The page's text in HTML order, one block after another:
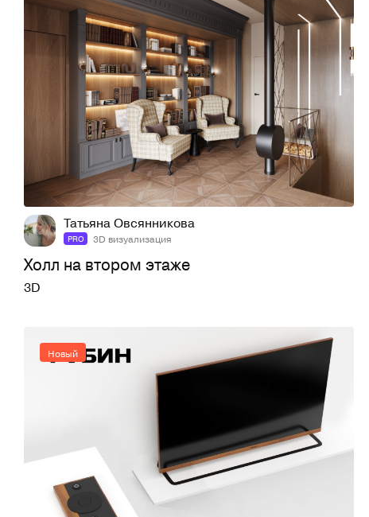
18
Татьяна Овсянникова
PRO 3D визуализация
Холл на втором этаже
3D
Новый